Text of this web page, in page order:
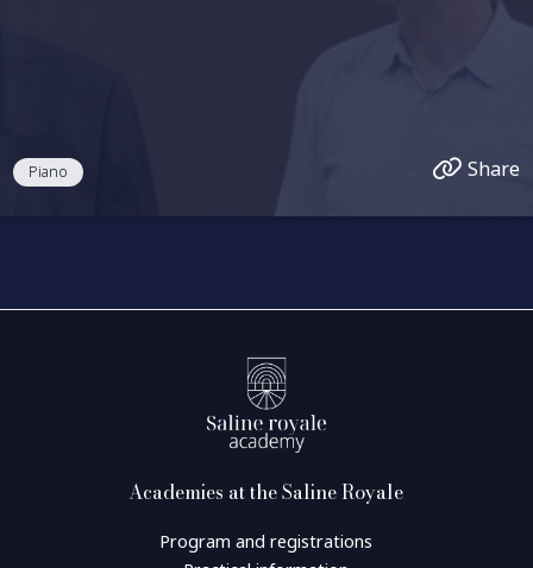
Piano Share
Academies at the Saline Royale
Program and registrations